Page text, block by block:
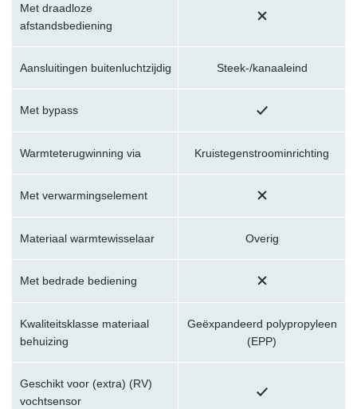
Met draadloze
afstandsbediening
Aansluitingen buitenluchtzijdig Steek-/kanaaleind
Met bypass
Warmteterugwinning via Kruistegenstroominrichting
Met verwarmingselement
Materiaal warmtewisselaar Overig
Met bedrade bediening
Kwaliteitsklasse materiaal
behuizing
Geëxpandeerd polypropyleen
(EPP)
Geschikt voor (extra) (RV)
vochtsensor